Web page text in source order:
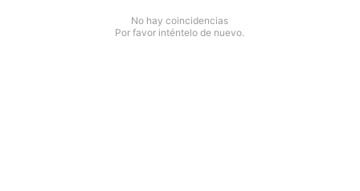
No hay coincidencias
Por favor inténtelo de nuevo.